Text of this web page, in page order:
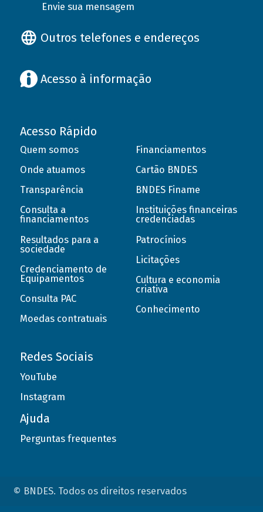
Envie sua mensagem
Outros telefones e endereços
Acesso à informação
Acesso Rápido
Quem somos
Onde atuamos
Transparência
Consulta a
financiamentos
Resultados para a
sociedade
Credenciamento de
Equipamentos
Consulta PAC
Moedas contratuais
Financiamentos
Cartão BNDES
BNDES Finame
Instituições financeiras
credenciadas
Patrocínios
Licitações
Cultura e economia
criativa
Conhecimento
Redes Sociais
YouTube
Instagram
Ajuda
Perguntas frequentes
© BNDES. Todos os direitos reservados